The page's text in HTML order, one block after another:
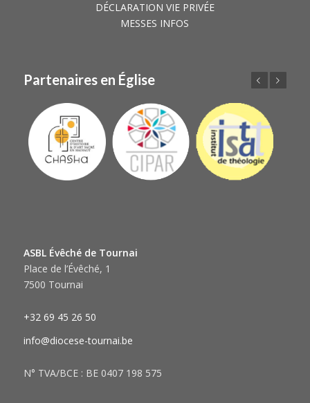
DÉCLARATION VIE PRIVÉE
MESSES INFOS
Partenaires en Église
ASBL Évêché de Tournai
Place de l’Évêché, 1
7500 Tournai
+32 69 45 26 50
info@diocese-tournai.be
N° TVA/BCE : BE 0407 198 575